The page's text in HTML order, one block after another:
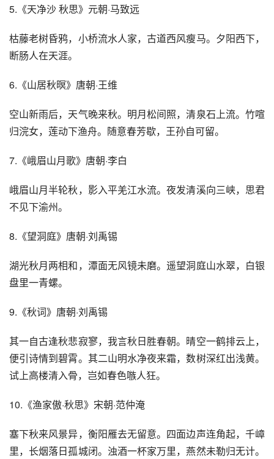
5.《天净沙 秋思》元朝·马致远
枯藤老树昏鸦，小桥流水人家，古道西风瘦马。夕阳西下，
断肠人在天涯。
6.《山居秋暝》唐朝·王维
空山新雨后，天气晚来秋。明月松间照，清泉石上流。竹喧
归浣女，莲动下渔舟。随意春芳歇，王孙自可留。
7.《峨眉山月歌》唐朝·李白
峨眉山月半轮秋，影入平羌江水流。夜发清溪向三峡，思君
不见下渝州。
8.《望洞庭》唐朝·刘禹锡
湖光秋月两相和，潭面无风镜未磨。遥望洞庭山水翠，白银
盘里一青螺。
9.《秋词》唐朝·刘禹锡
其一自古逢秋悲寂寥，我言秋日胜春朝。晴空一鹤排云上，
便引诗情到碧霄。其二山明水净夜来霜，数树深红出浅黄。
试上高楼清入骨，岂如春色嗾人狂。
10.《渔家傲·秋思》宋朝·范仲淹
塞下秋来风景异，衡阳雁去无留意。四面边声连角起，千嶂
里，长烟落日孤城闭。浊酒一杯家万里，燕然未勒归无计。